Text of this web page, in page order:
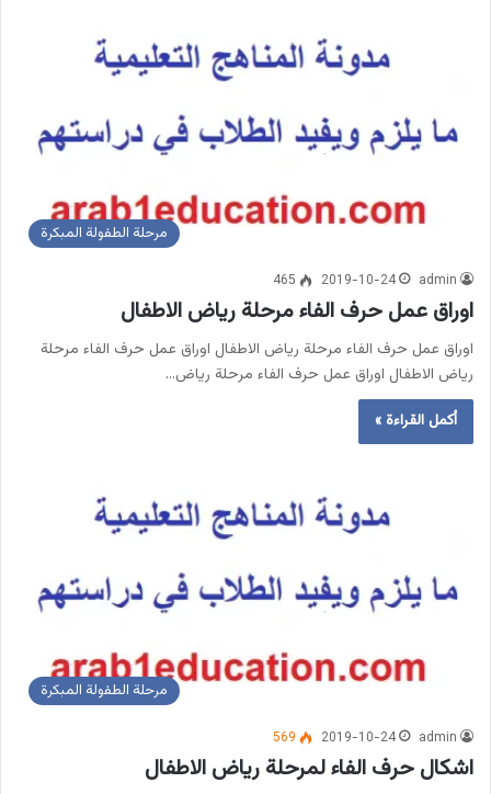
مرحلة الطفولة المبكرة
admin
2019-10-24
465
اوراق عمل حرف الفاء مرحلة رياض الاطفال
اوراق عمل حرف الفاء مرحلة رياض الاطفال اوراق عمل حرف الفاء مرحلة
رياض الاطفال اوراق عمل حرف الفاء مرحلة رياض…
أكمل القراءة »
مرحلة الطفولة المبكرة
admin
2019-10-24
569
اشكال حرف الفاء لمرحلة رياض الاطفال